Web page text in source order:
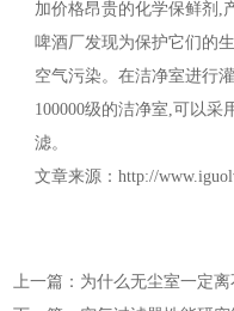
加价格昂贵的化学保鲜剂,
啤酒厂发现为保护它们的
空气污染。在洁净室进行
100000级的洁净室,可以采
滤。
文章来源：http://
上一篇：为什么无尘室一定